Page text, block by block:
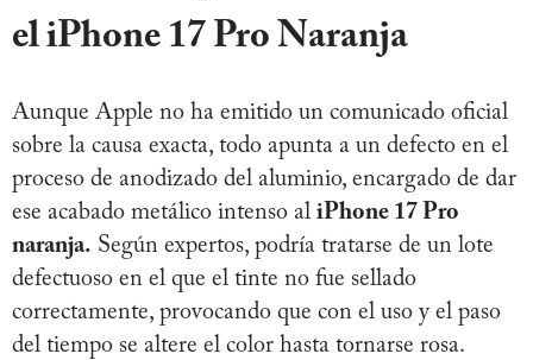
el iPhone 17 Pro Naranja
Aunque Apple no ha emitido un comunicado oficial
sobre la causa exacta, todo apunta a un defecto en el
proceso de anodizado del aluminio, encargado de dar
ese acabado metálico intenso al iPhone 17 Pro
naranja. Según expertos, podría tratarse de un lote
defectuoso en el que el tinte no fue sellado
correctamente, provocando que con el uso y el paso
del tiempo se altere el color hasta tornarse rosa.